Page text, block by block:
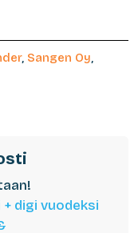
, Sangen Oy
digi vuodeksi